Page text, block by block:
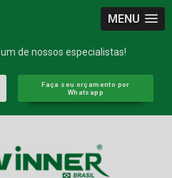
MENU
de nossos especialistas!
Faça seu orçamento por
Whatsapp